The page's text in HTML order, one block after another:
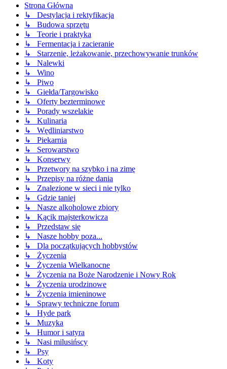
Strona Główna
↳ Destylacja i rektyfikacja
↳ Budowa sprzętu
↳ Teorie i praktyka
↳ Fermentacja i zacieranie
↳ Starzenie, leżakowanie, przechowywanie trunków
↳ Nalewki
↳ Wino
↳ Piwo
↳ Giełda/Targowisko
↳ Oferty bezterminowe
↳ Porady wszelakie
↳ Kulinaria
↳ Wędliniarstwo
↳ Piekarnia
↳ Serowarstwo
↳ Konserwy
↳ Przetwory na szybko i na zimę
↳ Przepisy na różne dania
↳ Znalezione w sieci i nie tylko
↳ Gdzie taniej
↳ Nasze alkoholowe zbiory
↳ Kącik majsterkowicza
↳ Przedstaw się
↳ Nasze hobby poza...
↳ Dla początkujących hobbystów
↳ Życzenia
↳ Życzenia Wielkanocne
↳ Życzenia na Boże Narodzenie i Nowy Rok
↳ Życzenia urodzinowe
↳ Życzenia imieninowe
↳ Sprawy techniczne forum
↳ Hyde park
↳ Muzyka
↳ Humor i satyra
↳ Nasi milusińscy
↳ Psy
↳ Koty